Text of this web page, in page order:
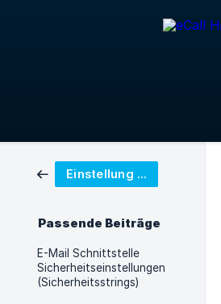
Einstellung eCall-Konto
Passende Beiträge
E-Mail Schnittstelle
Sicherheitseinstellungen
(Sicherheitsstrings)